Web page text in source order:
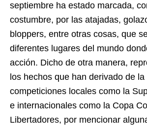
septiembre ha estado marcada,
costumbre, por las atajadas,
bloppers, entre otras cosas, que
diferentes lugares del mundo
acción. Dicho de otra manera,
los hechos que han derivado de
competiciones locales como la
e internacionales como la Copa
Libertadores, por mencionar